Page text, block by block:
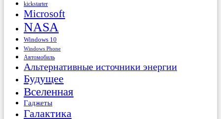
kickstarter
Microsoft
NASA
Windows 10
Windows Phone
Автомобиль
Альтернативные источники энергии
Будущее
Вселенная
Гаджеты
Галактика